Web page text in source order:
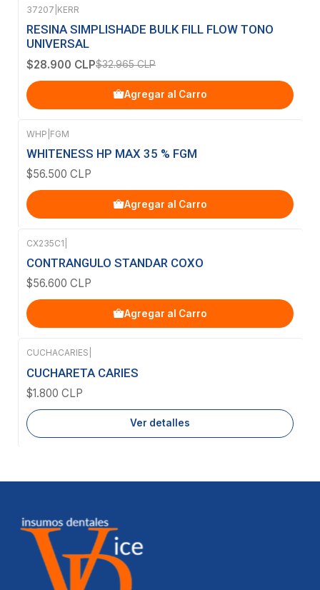
-12% OFF
37207 KERR
RESINA SIMPLISHADE BULK FILL FLOW TONO
UNIVERSAL
$28.900 CLP$32.965 CLP
Agregar al Carro
WHP FGM
WHITENESS HP MAX 35 % FGM
$56.500 CLP
Agregar al Carro
CX235C1
CONTRANGULO STANDAR COXO
$56.600 CLP
Agregar al Carro
Agotado
CUCHACARIES
CUCHARETA CARIES
$1.800 CLP
Ver detalles